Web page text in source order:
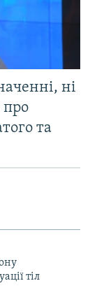
ні
про
та
тіл